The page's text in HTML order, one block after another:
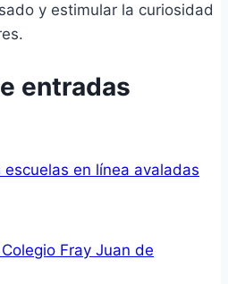
y estimular la curiosidad
entradas
en línea avaladas
Fray Juan de